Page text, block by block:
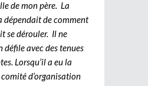
de mon père. La
dépendait de comment
se dérouler. Il ne
défile avec des tenues
Lorsqu’il a eu la
d’organisation